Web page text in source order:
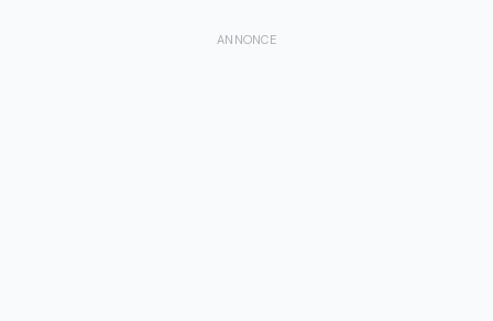
ANNONCE